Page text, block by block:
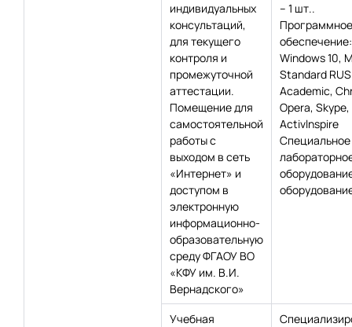
индивидуальных
консультаций,
для текущего
контроля и
промежуточной
аттестации.
Помещение для
самостоятельной
работы с
выходом в сеть
«Интернет» и
доступом в
электронную
информационно-
образовательную
среду ФГАОУ ВО
«КФУ им. В.И.
Вернадского»
– 1 шт..
Программное
обеспечение:
Windows 10,
Standard RUS
Academic,
Opera, Skype,
Activlnspire
Специальное
Учебная